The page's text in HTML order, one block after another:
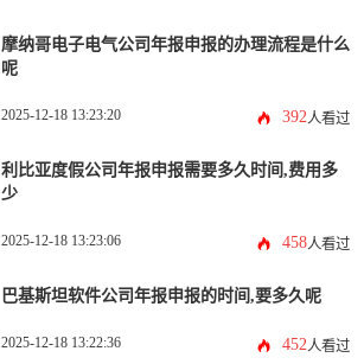
摩纳哥电子电气公司年报申报的办理流程是什么
呢
2025-12-18 13:23:20 392人看过
利比亚度假公司年报申报需要多久时间,费用多
少
2025-12-18 13:23:06 458人看过
巴基斯坦软件公司年报申报的时间,要多久呢
2025-12-18 13:22:36 452人看过